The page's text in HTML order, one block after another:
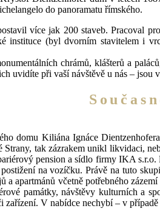
do panoramatu římského.
více jak 200 staveb. Pracoval
instituce (byl dvorním stavitelem i
chrámů, klášterů a
uvidíte při vaší návštěvě u nás – jsou
domu Kiliána Ignáce
Strany, tak zázrakem unikl likvidaci,
pension a sídlo firmy IKA
na vozíčku. Právě na tuto
a apartmánů včetně potřebného
památky, návštěvy kulturních a
V nabídce nechybí – v